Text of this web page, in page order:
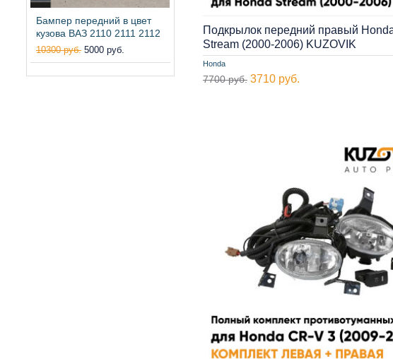
Бампер передний в цвет
кузова ВАЗ 2110 2111 2112
10300 руб. 5000 руб.
Honda
Подкрылок передний правый
Stream (2000-2006) KUZOVIK
7700 руб. 3710 руб.